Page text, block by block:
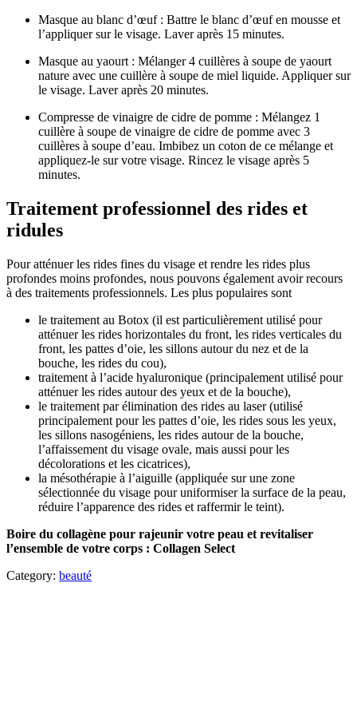
Masque au blanc d’œuf : Battre le blanc d’œuf en mousse et
l’appliquer sur le visage. Laver après 15 minutes.
Masque au yaourt : Mélanger 4 cuillères à soupe de yaourt
nature avec une cuillère à soupe de miel liquide. Appliquer sur
le visage. Laver après 20 minutes.
Compresse de vinaigre de cidre de pomme : Mélangez 1
cuillère à soupe de vinaigre de cidre de pomme avec 3
cuillères à soupe d’eau. Imbibez un coton de ce mélange et
appliquez-le sur votre visage. Rincez le visage après 5
minutes.
Traitement professionnel des rides et
ridules
Pour atténuer les rides fines du visage et rendre les rides plus
profondes moins profondes, nous pouvons également avoir recours
à des traitements professionnels. Les plus populaires sont
le traitement au Botox (il est particulièrement utilisé pour
atténuer les rides horizontales du front, les rides verticales du
front, les pattes d’oie, les sillons autour du nez et de la
bouche, les rides du cou),
traitement à l’acide hyaluronique (principalement utilisé pour
atténuer les rides autour des yeux et de la bouche),
le traitement par élimination des rides au laser (utilisé
principalement pour les pattes d’oie, les rides sous les yeux,
les sillons nasogéniens, les rides autour de la bouche,
l’affaissement du visage ovale, mais aussi pour les
décolorations et les cicatrices),
la mésothérapie à l’aiguille (appliquée sur une zone
sélectionnée du visage pour uniformiser la surface de la peau,
réduire l’apparence des rides et raffermir le teint).
Boire du collagène pour rajeunir votre peau et revitaliser
l’ensemble de votre corps : Collagen Select
Category: beauté